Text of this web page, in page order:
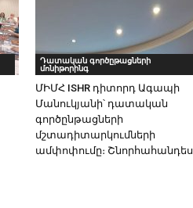
Դատական գործըթացների
մոնիթորինգ
ՄԻՄՀ ISHR դիտորդ Ագապի
Մանուկյանի՝ դատական
գործընթացների
մշտադիտարկումների
ամփոփումը։ Շնորհահանդես